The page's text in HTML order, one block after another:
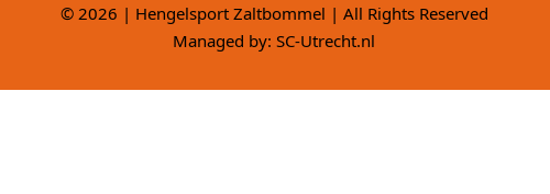
© 2026 | Hengelsport Zaltbommel | All Rights Reserved
Managed by: SC-Utrecht.nl